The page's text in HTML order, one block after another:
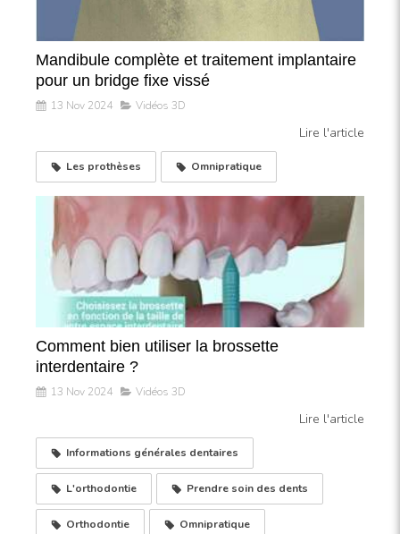
Mandibule complète et traitement implantaire
pour un bridge fixe vissé
13 Nov 2024 Vidéos 3D
Lire l'article
Les prothèses Omnipratique
Comment bien utiliser la brossette
interdentaire ?
13 Nov 2024 Vidéos 3D
Lire l'article
Informations générales dentaires
L'orthodontie Prendre soin des dents
Orthodontie Omnipratique